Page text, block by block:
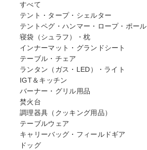
すべて
テント・タープ・シェルター
テントペグ・ハンマー・ロープ・ポール
寝袋（シュラフ）・枕
インナーマット・グランドシート
テーブル・チェア
ランタン（ガス・LED）・ライト
IGT＆キッチン
バーナー・グリル用品
焚火台
調理器具（クッキング用品）
テーブルウェア
キャリーバッグ・フィールドギア
ドッグ